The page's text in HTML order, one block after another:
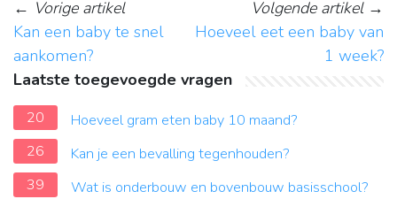
← Vorige artikel
Kan een baby te snel
aankomen?
Volgende artikel→
Hoeveel eet een baby van
1 week?
Laatste toegevoegde vragen
20
Hoeveel gram eten baby 10 maand?
26
Kan je een bevalling tegenhouden?
39
Wat is onderbouw en bovenbouw basisschool?